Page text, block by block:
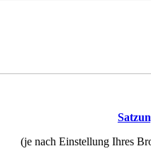
(je nach Einstellung Ihres